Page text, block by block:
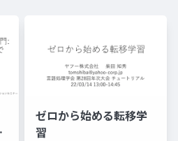
ゼロから始める転移学
習